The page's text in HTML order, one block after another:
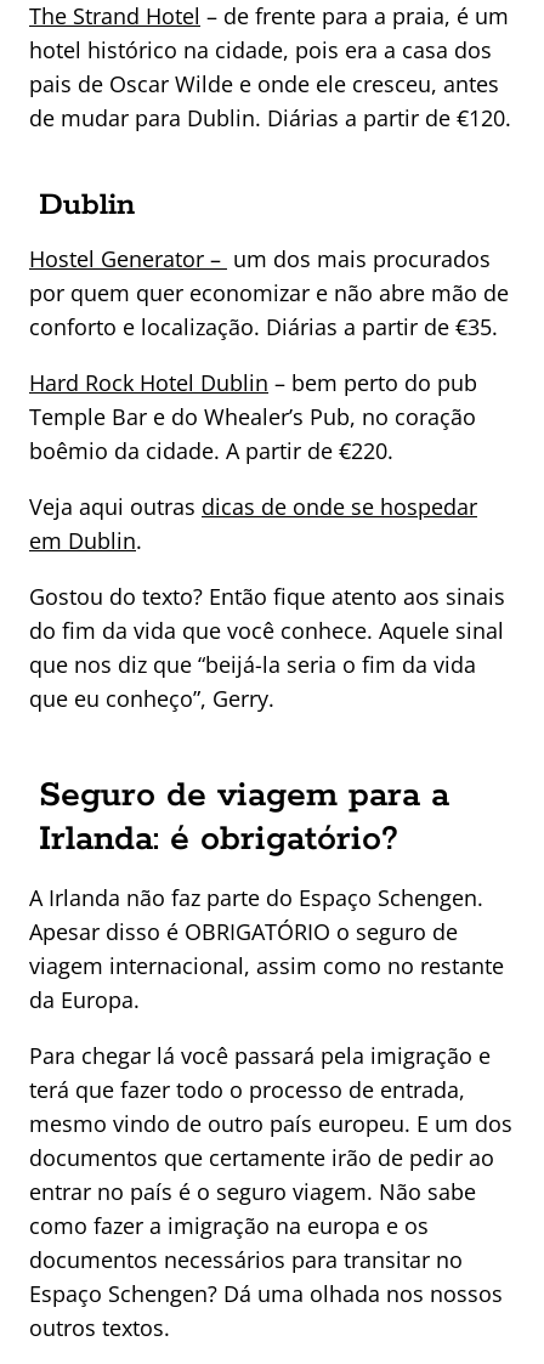
The Strand Hotel – de frente para a praia, é um
hotel histórico na cidade, pois era a casa dos
pais de Oscar Wilde e onde ele cresceu, antes
de mudar para Dublin. Diárias a partir de €120.
Dublin
Hostel Generator – um dos mais procurados
por quem quer economizar e não abre mão de
conforto e localização. Diárias a partir de €35.
Hard Rock Hotel Dublin – bem perto do pub
Temple Bar e do Whealer’s Pub, no coração
boêmio da cidade. A partir de €220.
Veja aqui outras dicas de onde se hospedar
em Dublin.
Gostou do texto? Então fique atento aos sinais
do fim da vida que você conhece. Aquele sinal
que nos diz que “beijá-la seria o fim da vida
que eu conheço”, Gerry.
Seguro de viagem para a
Irlanda: é obrigatório?
A Irlanda não faz parte do Espaço Schengen.
Apesar disso é OBRIGATÓRIO o seguro de
viagem internacional, assim como no restante
da Europa.
Para chegar lá você passará pela imigração e
terá que fazer todo o processo de entrada,
mesmo vindo de outro país europeu. E um dos
documentos que certamente irão de pedir ao
entrar no país é o seguro viagem. Não sabe
como fazer a imigração na europa e os
documentos necessários para transitar no
Espaço Schengen? Dá uma olhada nos nossos
outros textos.